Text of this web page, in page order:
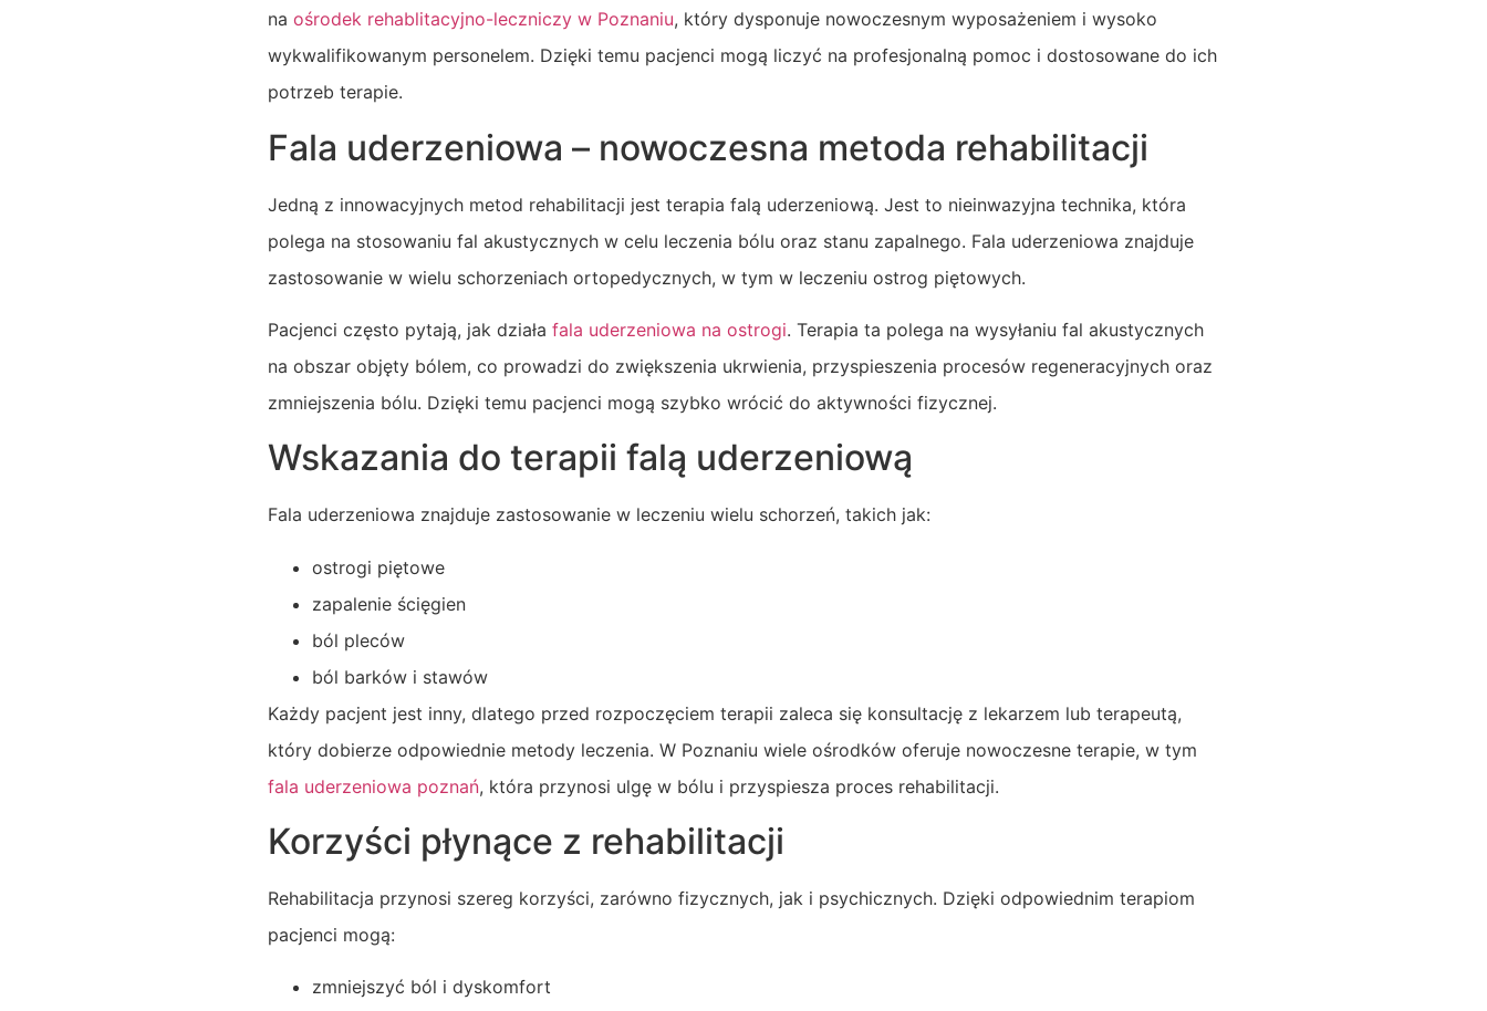
na ośrodek rehablitacyjno-leczniczy w Poznaniu, który dysponuje nowoczesnym wyposażeniem i wysoko
wykwalifikowanym personelem. Dzięki temu pacjenci mogą liczyć na profesjonalną pomoc i dostosowane do ich
potrzeb terapie.
Fala uderzeniowa – nowoczesna metoda rehabilitacji
Jedną z innowacyjnych metod rehabilitacji jest terapia falą uderzeniową. Jest to nieinwazyjna technika, która
polega na stosowaniu fal akustycznych w celu leczenia bólu oraz stanu zapalnego. Fala uderzeniowa znajduje
zastosowanie w wielu schorzeniach ortopedycznych, w tym w leczeniu ostrog piętowych.
Pacjenci często pytają, jak działa fala uderzeniowa na ostrogi. Terapia ta polega na wysyłaniu fal akustycznych
na obszar objęty bólem, co prowadzi do zwiększenia ukrwienia, przyspieszenia procesów regeneracyjnych oraz
zmniejszenia bólu. Dzięki temu pacjenci mogą szybko wrócić do aktywności fizycznej.
Wskazania do terapii falą uderzeniową
Fala uderzeniowa znajduje zastosowanie w leczeniu wielu schorzeń, takich jak:
ostrogi piętowe
zapalenie ścięgien
ból pleców
ból barków i stawów
Każdy pacjent jest inny, dlatego przed rozpoczęciem terapii zaleca się konsultację z lekarzem lub terapeutą,
który dobierze odpowiednie metody leczenia. W Poznaniu wiele ośrodków oferuje nowoczesne terapie, w tym
fala uderzeniowa poznań, która przynosi ulgę w bólu i przyspiesza proces rehabilitacji.
Korzyści płynące z rehabilitacji
Rehabilitacja przynosi szereg korzyści, zarówno fizycznych, jak i psychicznych. Dzięki odpowiednim terapiom
pacjenci mogą:
zmniejszyć ból i dyskomfort